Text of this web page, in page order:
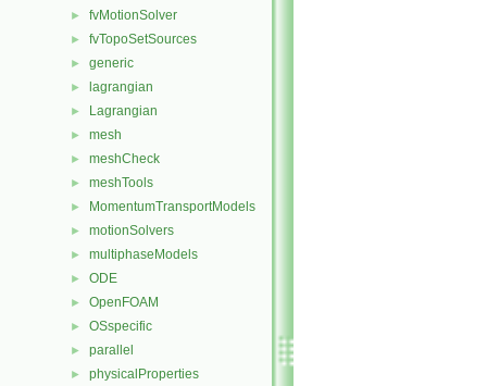
► fvMotionSolver
► fvTopoSetSources
► generic
► lagrangian
► Lagrangian
► mesh
► meshCheck
► meshTools
► MomentumTransportModels
► motionSolvers
► multiphaseModels
► ODE
► OpenFOAM
► OSspecific
► parallel
► physicalProperties